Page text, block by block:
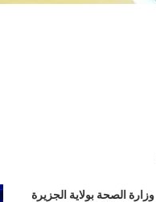
وزارة الصحة بولاية الجزيرة